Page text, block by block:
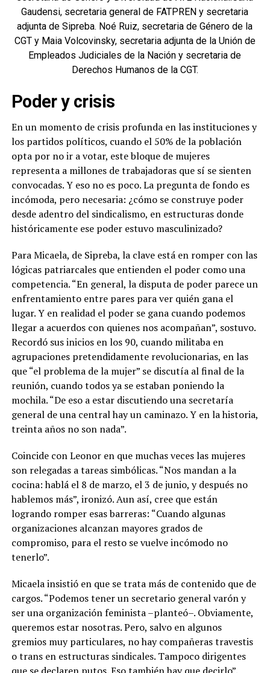
Gaudensi, secretaria general de FATPREN y secretaria
adjunta de Sipreba. Noé Ruiz, secretaria de Género de la
CGT y Maia Volcovinsky, secretaria adjunta de la Unión de
Empleados Judiciales de la Nación y secretaria de
Derechos Humanos de la CGT.
Poder y crisis
En un momento de crisis profunda en las instituciones y
los partidos políticos, cuando el 50% de la población
opta por no ir a votar, este bloque de mujeres
representa a millones de trabajadoras que sí se sienten
convocadas. Y eso no es poco. La pregunta de fondo es
incómoda, pero necesaria: ¿cómo se construye poder
desde adentro del sindicalismo, en estructuras donde
históricamente ese poder estuvo masculinizado?
Para Micaela, de Sipreba, la clave está en romper con las
lógicas patriarcales que entienden el poder como una
competencia. “En general, la disputa de poder parece un
enfrentamiento entre pares para ver quién gana el
lugar. Y en realidad el poder se gana cuando podemos
llegar a acuerdos con quienes nos acompañan”, sostuvo.
Recordó sus inicios en los 90, cuando militaba en
agrupaciones pretendidamente revolucionarias, en las
que “el problema de la mujer” se discutía al final de la
reunión, cuando todos ya se estaban poniendo la
mochila. “De eso a estar discutiendo una secretaría
general de una central hay un caminazo. Y en la historia,
treinta años no son nada”.
Coincide con Leonor en que muchas veces las mujeres
son relegadas a tareas simbólicas. “Nos mandan a la
cocina: hablá el 8 de marzo, el 3 de junio, y después no
hablemos más”, ironizó. Aun así, cree que están
logrando romper esas barreras: “Cuando algunas
organizaciones alcanzan mayores grados de
compromiso, para el resto se vuelve incómodo no
tenerlo”.
Micaela insistió en que se trata más de contenido que de
cargos. “Podemos tener un secretario general varón y
ser una organización feminista –planteó–. Obviamente,
queremos estar nosotras. Pero, salvo en algunos
gremios muy particulares, no hay compañeras travestis
o trans en estructuras sindicales. Tampoco dirigentes